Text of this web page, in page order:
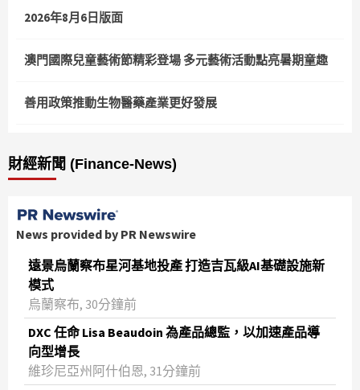
2026年8月6日版面
澳門國際兒童藝術節精彩登場 多元藝術活動點亮暑期童趣
善用政策推動生物醫藥產業更好發展
財經新聞 (Finance-News)
News provided by PR Newswire
遠景烏蘭察布星河基地投產 打造吉瓦級AI基礎設施新
模式
烏蘭察布, 30分鐘前
DXC 任命 Lisa Beaudoin 為產品總監，以加速產品導
向型增長
維珍尼亞州阿什伯恩, 31分鐘前